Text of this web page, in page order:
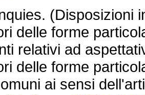
(Disposizioni
delle forme
relativi ad
delle forme
ai sensi